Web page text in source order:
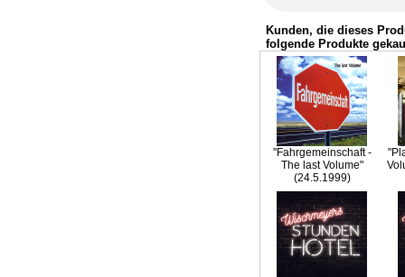
Kunden, die dieses
folgende Produkte
"Fahrgemeinschaft -
The last Volume"
(24.5.1999)